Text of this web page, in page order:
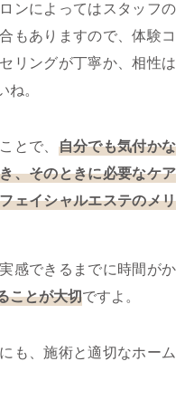
ンによってはスタッフの
もありますので、体験コ
リングが丁寧か、相性は
ね。
とで、 自分でも気付かな
、そのときに必要なケア
ェイシャルエステのメリ
感できるまでに時間がか
ことが大切ですよ。
も、施術と適切なホーム